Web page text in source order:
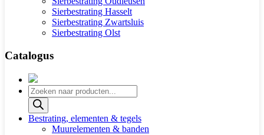
Sierbestrating Hasselt
Sierbestrating Zwartsluis
Sierbestrating Olst
Catalogus
Producten
zoeken
Bestrating, elementen & tegels
Muurelementen & banden